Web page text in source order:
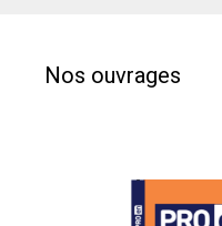
Nos ouvrages